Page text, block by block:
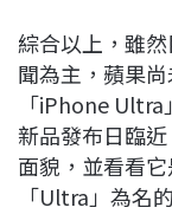
綜合以上，雖
聞為主，蘋果
「iPhone
新品發布日臨
面貌，並看看
「Ultra」為名